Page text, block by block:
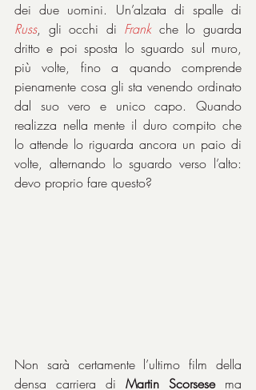
Russ, gli occhi di Frank che lo guarda
dritto e poi sposta lo sguardo sul muro,
più volte, fino a quando comprende
pienamente cosa gli sta venendo ordinato
dal suo vero e unico capo. Quando
realizza nella mente il duro compito che
lo attende lo riguarda ancora un paio di
volte, alternando lo sguardo verso l’alto:
devo proprio fare questo?
Non sarà certamente l’ultimo film della
densa carriera di Martin Scorsese ma